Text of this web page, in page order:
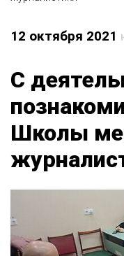
12 октября 2021
С
Школы